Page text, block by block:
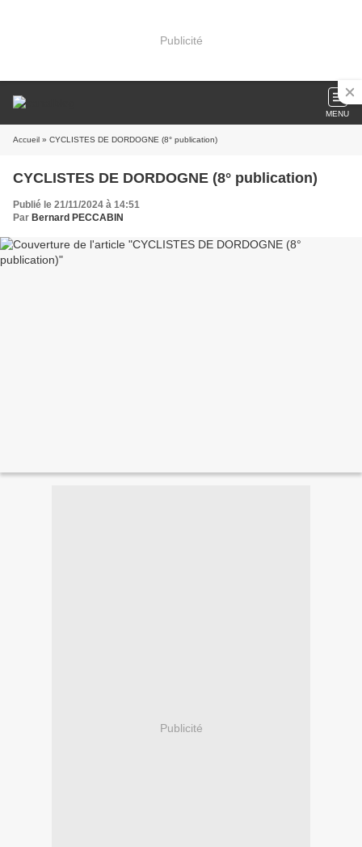
Publicité
MENU
Accueil » CYCLISTES DE DORDOGNE (8° publication)
CYCLISTES DE DORDOGNE (8° publication)
Publié le 21/11/2024 à 14:51
Par Bernard PECCABIN
Publicité